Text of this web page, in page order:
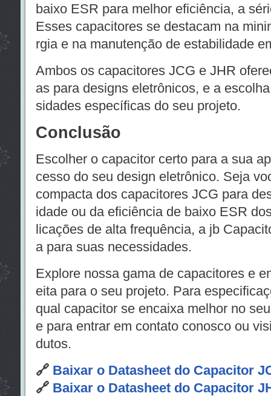
baixo ESR para melhor eficiência, a
Esses capacitores se destacam na
rgia e na manutenção de estabilidade
Ambos os capacitores JCG e JHR
as para designs eletrônicos, e a
sidades específicas do seu projeto.
Conclusão
Escolher o capacitor certo para a sua
cesso do seu design eletrônico. Seja
compacta dos capacitores JCG para
idade ou da eficiência de baixo ESR
licações de alta frequência, a jb
a para suas necessidades.
Explore nossa gama de capacitores e
eita para o seu projeto. Para
qual capacitor se encaixa melhor no
e para entrar em contato conosco ou
dutos.
🔗 Baixar o Datasheet do Capacitor
🔗 Baixar o Datasheet do Capacitor